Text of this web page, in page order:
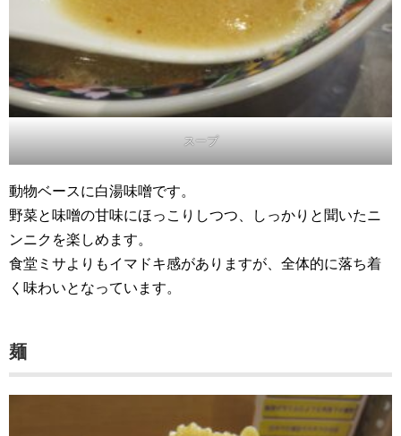
スープ
動物ベースに白湯味噌です。
野菜と味噌の甘味にほっこりしつつ、しっかりと聞いたニ
ンニクを楽しめます。
食堂ミサよりもイマドキ感がありますが、全体的に落ち着
く味わいとなっています。
麺